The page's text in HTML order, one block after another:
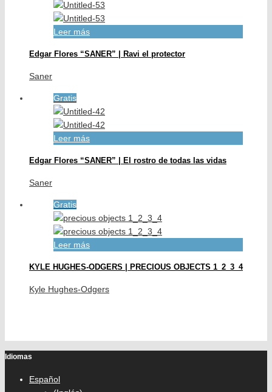
Leer más
Edgar Flores “SANER” | Ravi el protector
Saner
Gratis
Leer más
Edgar Flores “SANER” | El rostro de todas las vidas
Saner
Gratis
Leer más
KYLE HUGHES-ODGERS | PRECIOUS OBJECTS 1_2_3_4
Kyle Hughes-Odgers
Idiomas
Español